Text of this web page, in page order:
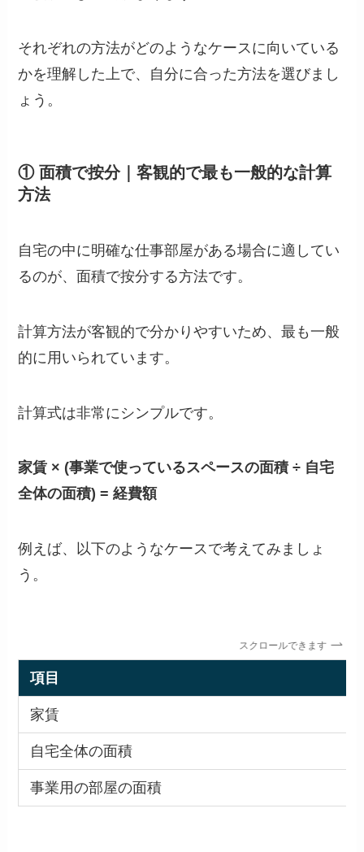
それぞれの方法がどのようなケースに向いている
かを理解した上で、自分に合った方法を選びまし
ょう。
① 面積で按分｜客観的で最も一般的な計算
方法
自宅の中に明確な仕事部屋がある場合に適してい
るのが、面積で按分する方法です。
計算方法が客観的で分かりやすいため、最も一般
的に用いられています。
計算式は非常にシンプルです。
家賃 × (事業で使っているスペースの面積 ÷ 自宅
全体の面積) = 経費額
例えば、以下のようなケースで考えてみましょ
う。
スクロールできます
項目
家賃
自宅全体の面積
事業用の部屋の面積